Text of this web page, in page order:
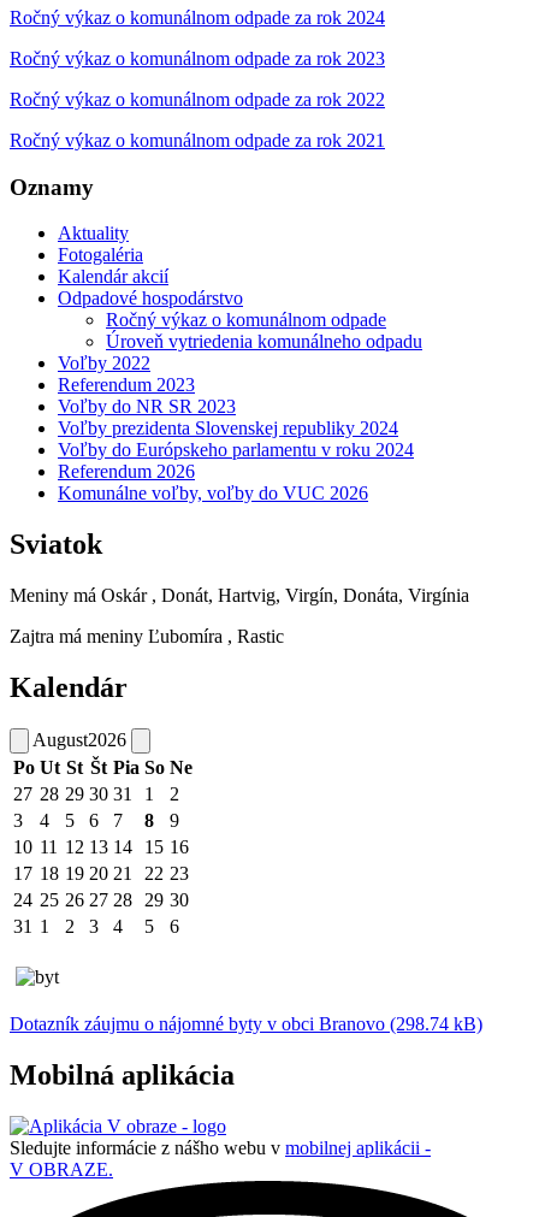
Ročný výkaz o komunálnom odpade za rok 2024
Ročný výkaz o komunálnom odpade za rok 2023
Ročný výkaz o komunálnom odpade za rok 2022
Ročný výkaz o komunálnom odpade za rok 2021
Oznamy
Aktuality
Fotogaléria
Kalendár akcií
Odpadové hospodárstvo
Ročný výkaz o komunálnom odpade
Úroveň vytriedenia komunálneho odpadu
Voľby 2022
Referendum 2023
Voľby do NR SR 2023
Voľby prezidenta Slovenskej republiky 2024
Voľby do Európskeho parlamentu v roku 2024
Referendum 2026
Komunálne voľby, voľby do VUC 2026
Sviatok
Meniny má Oskár , Donát, Hartvig, Virgín, Donáta, Virgínia
Zajtra má meniny Ľubomíra , Rastic
Kalendár
August2026
Po Ut St Št Pia So Ne
27 28 29 30 31 1
2
3
4 5 6 7 8
9
10 11 12 13 14 15 16
17 18 19 20 21 22 23
24 25 26 27 28 29 30
31 1 2 3 4 5 6
Dotazník záujmu o nájomné byty v obci Branovo (298.74 kB)
Mobilná aplikácia
Sledujte informácie z nášho webu v mobilnej aplikácii -
V OBRAZE.